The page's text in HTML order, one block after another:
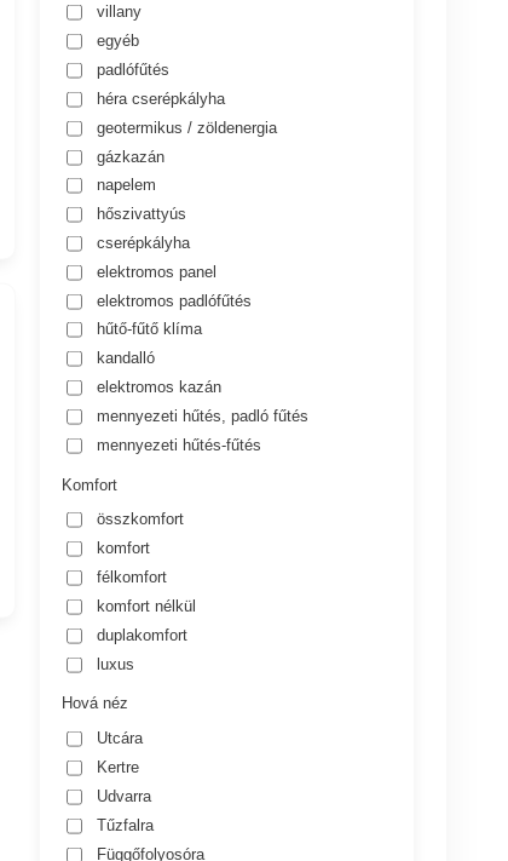
villany
egyéb
padlófűtés
héra cserépkályha
geotermikus / zöldenergia
gázkazán
napelem
hőszivattyús
cserépkályha
elektromos panel
elektromos padlófűtés
hűtő-fűtő klíma
kandalló
elektromos kazán
mennyezeti hűtés, padló fűtés
mennyezeti hűtés-fűtés
Komfort
összkomfort
komfort
félkomfort
komfort nélkül
duplakomfort
luxus
Hová néz
Utcára
Kertre
Udvarra
Tűzfalra
Függőfolyosóra